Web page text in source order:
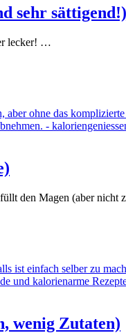
sehr sättigend!)
lecker! …
den Magen (aber
wenig Zutaten)